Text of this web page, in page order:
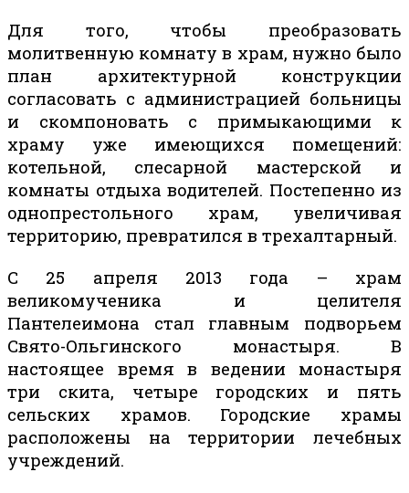
Для того, чтобы преобразовать
молитвенную комнату в храм, нужно было
план архитектурной конструкции
согласовать с администрацией больницы
и скомпоновать с примыкающими к
храму уже имеющихся помещений:
котельной, слесарной мастерской и
комнаты отдыха водителей. Постепенно из
однопрестольного храм, увеличивая
территорию, превратился в трехалтарный.
С 25 апреля 2013 года – храм
великомученика и целителя
Пантелеимона стал главным подворьем
Свято-Ольгинского монастыря. В
настоящее время в ведении монастыря
три скита, четыре городских и пять
сельских храмов. Городские храмы
расположены на территории лечебных
учреждений.